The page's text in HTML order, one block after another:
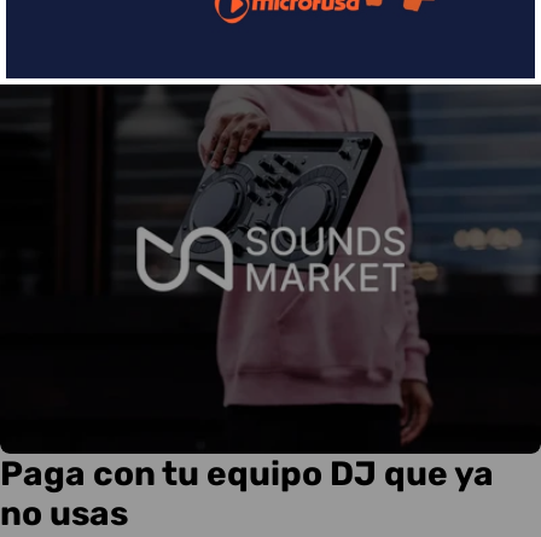
Paga con tu equipo DJ que ya
no usas